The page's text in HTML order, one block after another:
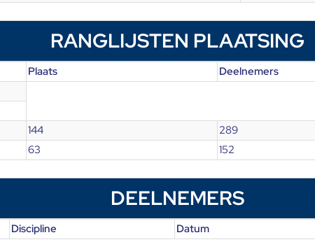
RANGLIJSTEN PLAATSING
Plaats Deelnemers
144
289
63 152
DEELNEMERS
Discipline Datum